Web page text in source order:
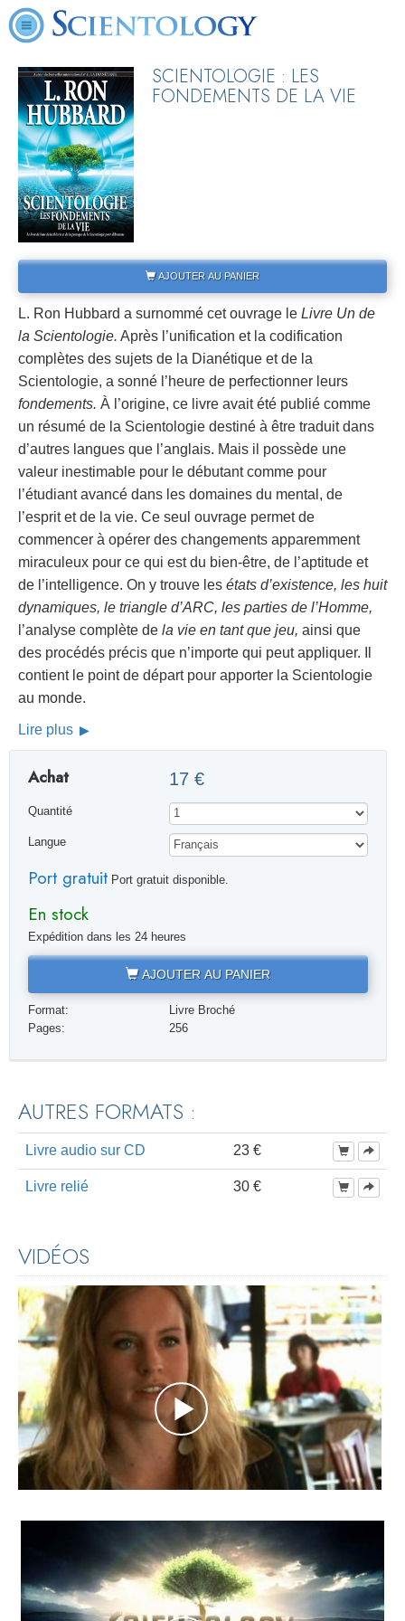
SCIENTOLOGIE : LES
FONDEMENTS DE LA VIE
AJOUTER AU PANIER
L. Ron Hubbard a surnommé cet ouvrage le Livre Un de
la Scientologie. Après l’unification et la codification
complètes des sujets de la Dianétique et de la
Scientologie, a sonné l’heure de perfectionner leurs
fondements. À l’origine, ce livre avait été publié comme
un résumé de la Scientologie destiné à être traduit dans
d’autres langues que l’anglais. Mais il possède une
valeur inestimable pour le débutant comme pour
l’étudiant avancé dans les domaines du mental, de
l’esprit et de la vie. Ce seul ouvrage permet de
commencer à opérer des changements apparemment
miraculeux pour ce qui est du bien-être, de l’aptitude et
de l’intelligence. On y trouve les états d’existence, les huit
dynamiques, le triangle d’ARC, les parties de l’Homme,
l’analyse complète de la vie en tant que jeu, ainsi que
des procédés précis que n’importe qui peut appliquer. Il
contient le point de départ pour apporter la Scientologie
au monde.
Lire plus
Achat 17 €
Quantité
Langue
Port gratuitPort gratuit disponible.
En stock
Expédition dans les 24 heures
AJOUTER AU PANIER
Format:
Livre Broché
Pages:
256
AUTRES FORMATS :
Livre audio sur CD 23 €
Livre relié 30 €
VIDÉOS